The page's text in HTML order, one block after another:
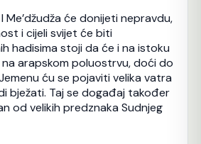
Me’džudža će donijeti nepravdu,
i cijeli svijet će biti
hadisima stoji da će i na istoku
na arapskom poluostrvu, doći do
ću se pojaviti velika vatra
bježati. Taj se događaj također
od velikih predznaka Sudnjeg